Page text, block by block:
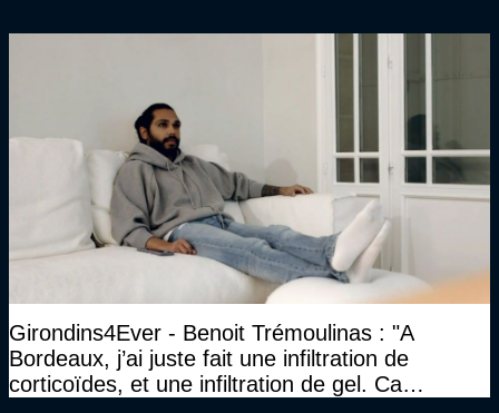
Girondins4Ever - Benoit Trémoulinas : "A
Bordeaux, j’ai juste fait une infiltration de
corticoïdes, et une infiltration de gel. Ca